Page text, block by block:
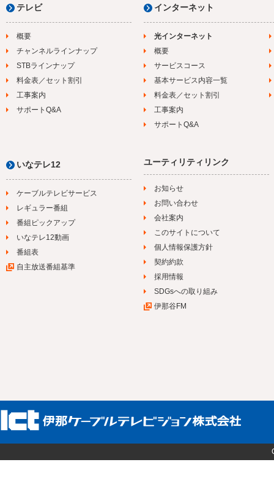
テレビ
概要
チャンネルラインナップ
STBラインナップ
料金表／セット割引
工事案内
サポートQ&A
インターネット
光インターネット
概要
サービスコース
基本サービス内容一覧
料金表／セット割引
工事案内
サポートQ&A
いなテレ12
ケーブルテレビサービス
レギュラー番組
番組ピックアップ
いなテレ12動画
番組表
自主放送番組基準
ユーティリティリンク
お知らせ
お問い合わせ
会社案内
このサイトについて
個人情報保護方針
契約約款
採用情報
SDGsへの取り組み
伊那谷FM